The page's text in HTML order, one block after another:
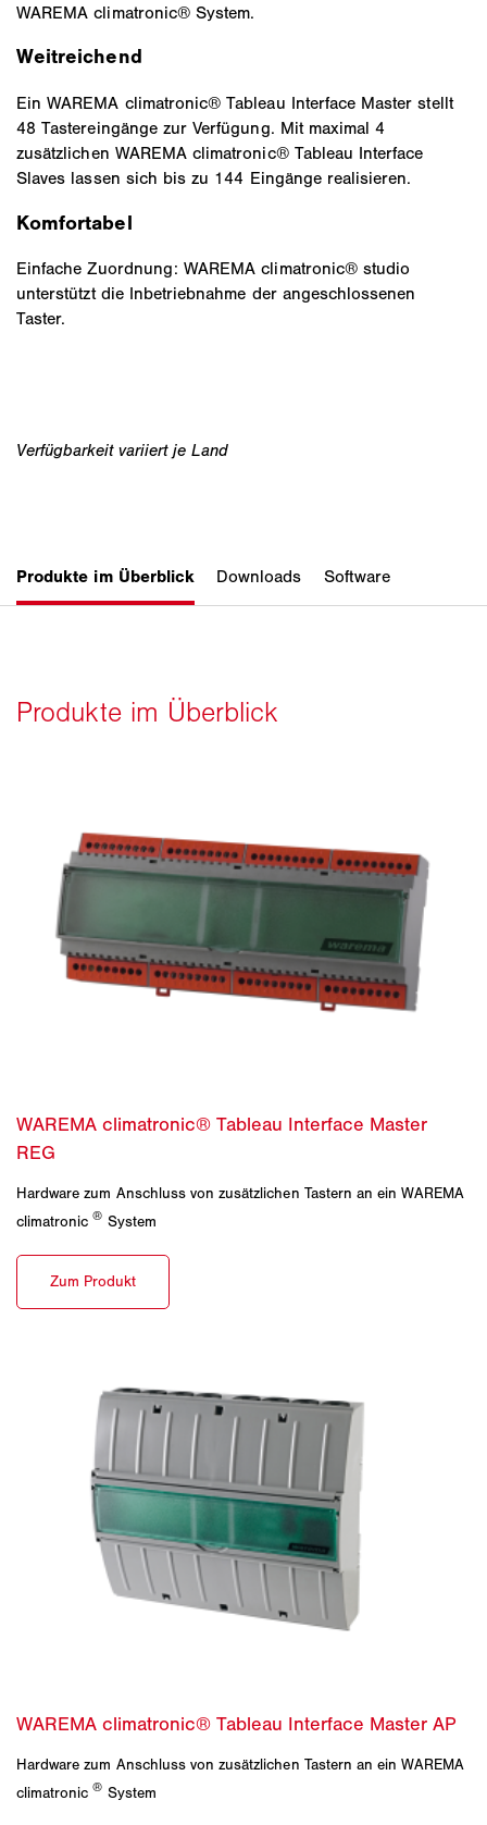
WAREMA climatronic® System.
Weitreichend
Ein WAREMA climatronic® Tableau Interface Master stellt
48 Tastereingänge zur Verfügung. Mit maximal 4
zusätzlichen WAREMA climatronic® Tableau Interface
Slaves lassen sich bis zu 144 Eingänge realisieren.
Komfortabel
Einfache Zuordnung: WAREMA climatronic® studio
unterstützt die Inbetriebnahme der angeschlossenen
Taster.
Hardware zum Anschluss von zusätzlichen Tastern an ein WAREMA
climatronic® System
Hardware zum Anschluss von zusätzlichen Tastern an ein WAREMA
climatronic® System